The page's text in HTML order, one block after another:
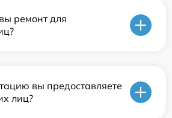
ремонт для
вы предоставляете
лиц?